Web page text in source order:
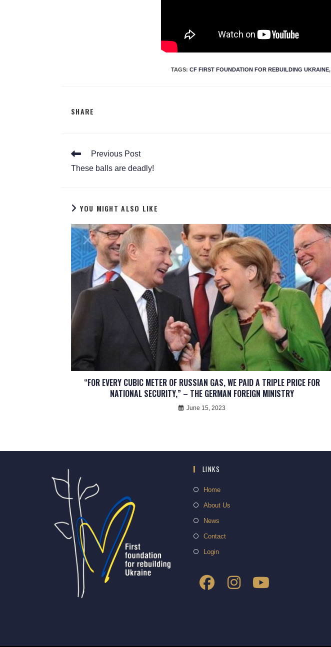
TAGS: CF FIRST FOUNDATION FOR REBUILDING UKRAINE,
SHARE
Previous Post
These balls are deadly!
YOU MIGHT ALSO LIKE
“FOR EVERY CUBIC METER OF RUSSIAN GAS, WE PAID A TRIPLE PRICE FOR
NATIONAL SECURITY,” – THE GERMAN FOREIGN MINISTRY
June 15, 2023
LINKS
Home
About Us
News
Contact
Login